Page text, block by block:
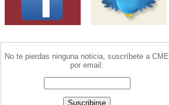
No te pierdas ninguna noticia, suscríbete a CME
por email: